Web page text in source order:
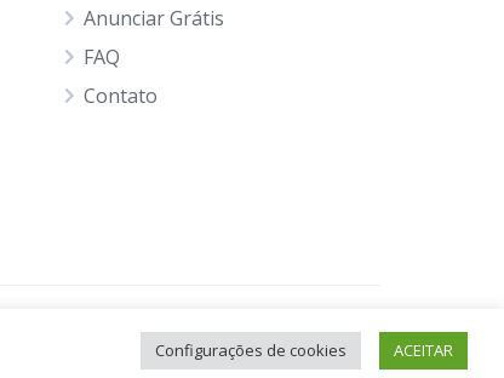
Anunciar Grátis
FAQ
Contato
Página Inicial Minha Conta
Configurações de cookies ACEITAR